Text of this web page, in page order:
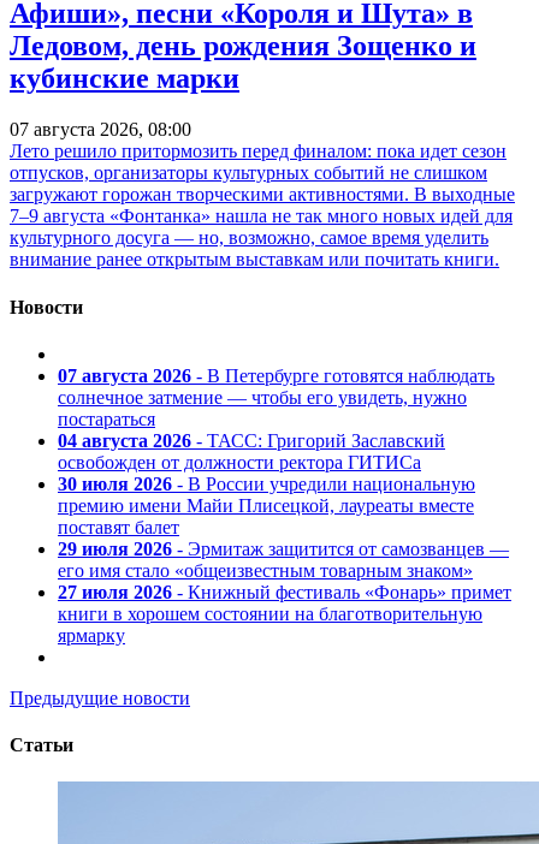
Афиши», песни «Короля и Шута» в
Ледовом, день рождения Зощенко и
кубинские марки
07 августа 2026, 08:00
Лето решило притормозить перед финалом: пока идет сезон
отпусков, организаторы культурных событий не слишком
загружают горожан творческими активностями. В выходные
7–9 августа «Фонтанка» нашла не так много новых идей для
культурного досуга — но, возможно, самое время уделить
внимание ранее открытым выставкам или почитать книги.
Новости
07 августа 2026 - В Петербурге готовятся наблюдать
солнечное затмение — чтобы его увидеть, нужно
постараться
04 августа 2026 - ТАСС: Григорий Заславский
освобожден от должности ректора ГИТИСа
30 июля 2026 - В России учредили национальную
премию имени Майи Плисецкой, лауреаты вместе
поставят балет
29 июля 2026 - Эрмитаж защитится от самозванцев —
его имя стало «общеизвестным товарным знаком»
27 июля 2026 - Книжный фестиваль «Фонарь» примет
книги в хорошем состоянии на благотворительную
ярмарку
Предыдущие новости
Статьи